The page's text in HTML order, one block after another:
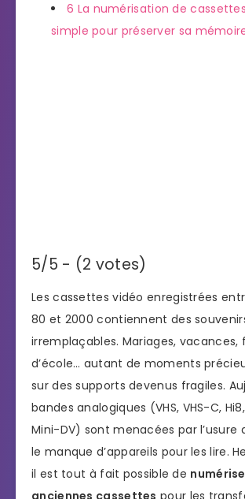
6 La numérisation de
simple pour préserver sa
5/5 - (2 votes)
Les cassettes vidéo enregistrées
80 et 2000 contiennent des
irremplaçables. Mariages, vacances,
d’école… autant de moments
sur des supports devenus fragiles.
bandes analogiques (VHS, VHS-C,
Mini-DV) sont menacées par l’usure
le manque d’appareils pour les lire.
il est tout à fait possible de
anciennes cassettes pour les